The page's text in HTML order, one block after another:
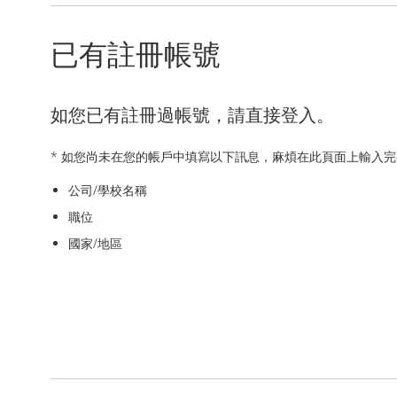
已有註冊帳號
如您已有註冊過帳號，請直接登入。
* 如您尚未在您的帳戶中填寫以下訊息，麻煩在此頁面上輸入完
公司/學校名稱
職位
國家/地區